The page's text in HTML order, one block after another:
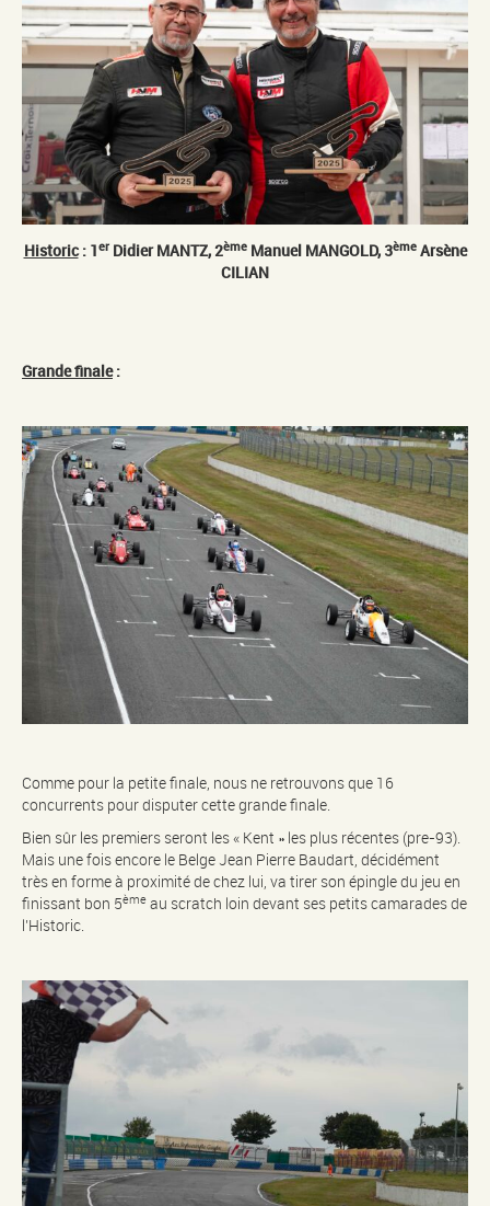
Historic: 1er Didier MANTZ, 2ème Manuel MANGOLD, 3ème Arsène
CILIAN
Grande finale:
Comme pour la petite finale, nous ne retrouvons que 16
concurrents pour disputer cette grande finale.
Bien sûr les premiers seront les « Kent » les plus récentes (pre-93).
Mais une fois encore le Belge Jean Pierre Baudart, décidément
très en forme à proximité de chez lui, va tirer son épingle du jeu en
finissant bon 5ème au scratch loin devant ses petits camarades de
l’Historic.